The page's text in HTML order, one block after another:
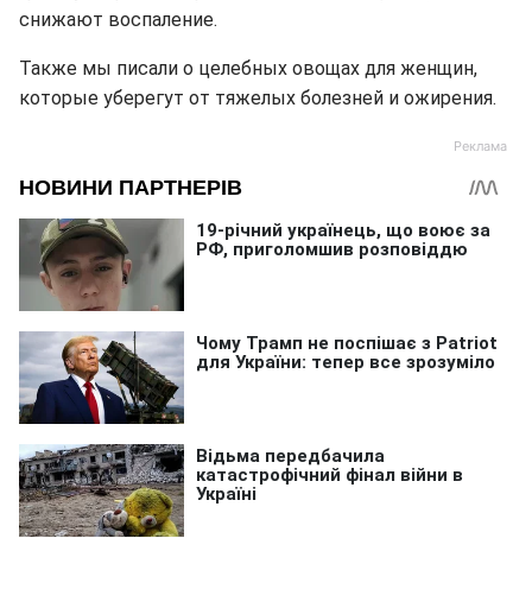
снижают воспаление.
Также мы писали о целебных овощах для женщин,
которые уберегут от тяжелых болезней и ожирения.